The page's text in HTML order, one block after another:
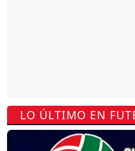
LO ÚLTIMO EN